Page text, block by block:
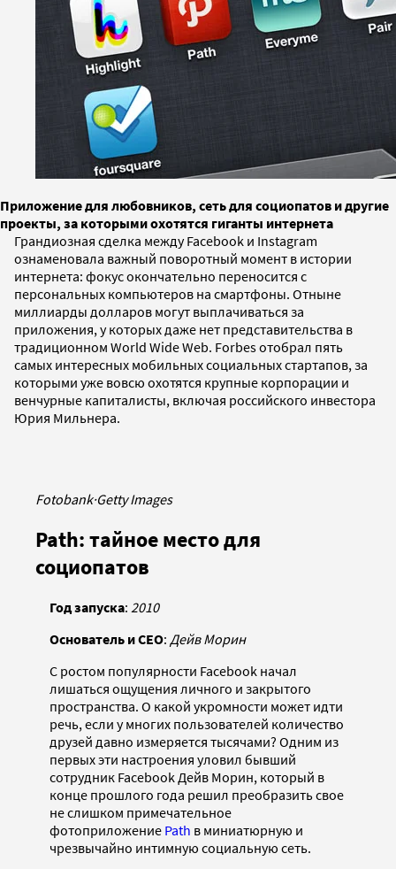
Приложение для любовников, сеть для социопатов и другие
проекты, за которыми охотятся гиганты интернета
Грандиозная сделка между Facebook и Instagram
ознаменовала важный поворотный момент в истории
интернета: фокус окончательно переносится с
персональных компьютеров на смартфоны. Отныне
миллиарды долларов могут выплачиваться за
приложения, у которых даже нет представительства в
традиционном World Wide Web. Forbes отобрал пять
самых интересных мобильных социальных стартапов, за
которыми уже вовсю охотятся крупные корпорации и
венчурные капиталисты, включая российского инвестора
Юрия Мильнера.
Fotobank·Getty Images
Path: тайное место для
социопатов
Год запуска: 2010
Основатель и CEO: Дейв Морин
С ростом популярности Facebook начал
лишаться ощущения личного и закрытого
пространства. О какой укромности может идти
речь, если у многих пользователей количество
друзей давно измеряется тысячами? Одним из
первых эти настроения уловил бывший
сотрудник Facebook Дейв Морин, который в
конце прошлого года решил преобразить свое
не слишком примечательное
фотоприложение Path в миниатюрную и
чрезвычайно интимную социальную сеть.